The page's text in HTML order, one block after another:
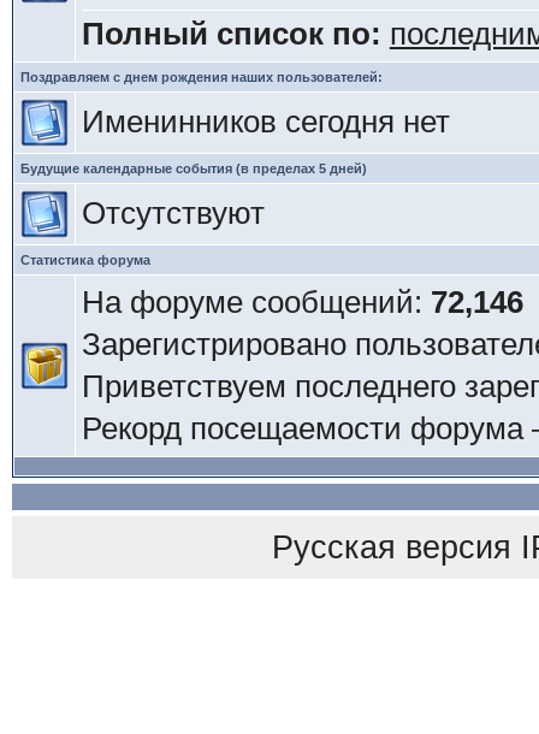
Полный список по:
Поздравляем с днем рождения наших пользователей:
Именинников сегодня нет
Будущие календарные события (в пределах 5 дней)
Отсутствуют
Статистика форума
На форуме сообщений: 72,146
Зарегистрировано
Приветствуем последнего
Рекорд посещаемости
Русская версия